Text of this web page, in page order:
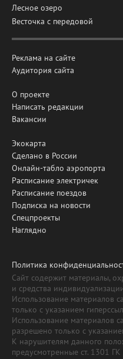
Лесное озеро
Весточка с передовой
Реклама на сайте
Аудитория сайта
О проекте
Написать редакции
Вакансии
Экокарта
Сделано в России
Онлайн-табло аэропорта
Расписание электричек
Расписание поездов
Подписка на новости
Спецпроекты
Наглядно
Политика
Сайт содержит материалы,
и средства
Использование материалов
только с указанием
Использование материалов
разрешено только с
К нарушителям данного
предусмотренные ст. 1301